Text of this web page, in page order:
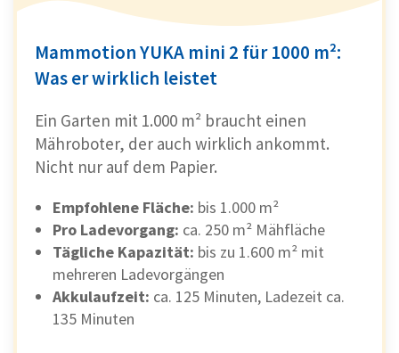
Mammotion YUKA mini 2 für 1000 m²:
Was er wirklich leistet
Ein Garten mit 1.000 m² braucht einen
Mähroboter, der auch wirklich ankommt.
Nicht nur auf dem Papier.
Empfohlene Fläche: bis 1.000 m²
Pro Ladevorgang: ca. 250 m² Mähfläche
Tägliche Kapazität: bis zu 1.600 m² mit
mehreren Ladevorgängen
Akkulaufzeit: ca. 125 Minuten, Ladezeit ca.
135 Minuten